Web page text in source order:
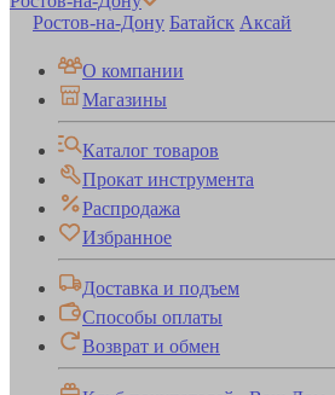
Ростов-на-Дону Батайск Аксай
О компании
Магазины
Каталог товаров
Прокат инструмента
Распродажа
Избранное
Доставка и подъем
Способы оплаты
Возврат и обмен